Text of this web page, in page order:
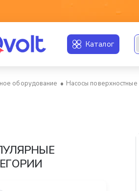
Каталог
оборудование Насосы поверхностные